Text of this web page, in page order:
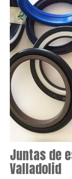
Juntas de
Valladolid